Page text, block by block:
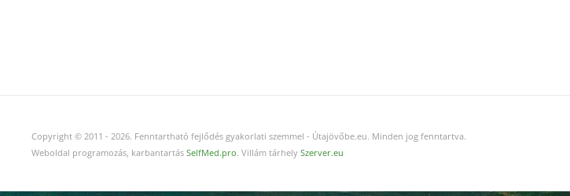
Copyright © 2011 - 2026. Fenntartható fejlődés gyakorlati szemmel - Útajövőbe.eu. Minden jog fenntartva.
Weboldal programozás, karbantartás SelfMed.pro. Villám tárhely Szerver.eu